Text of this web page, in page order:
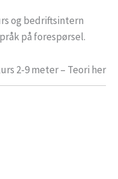
og bedriftsintern
på forespørsel.
2-9 meter – Teori her